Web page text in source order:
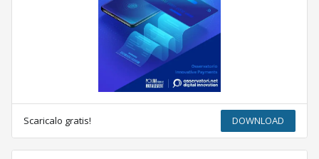
Scaricalo gratis! DOWNLOAD